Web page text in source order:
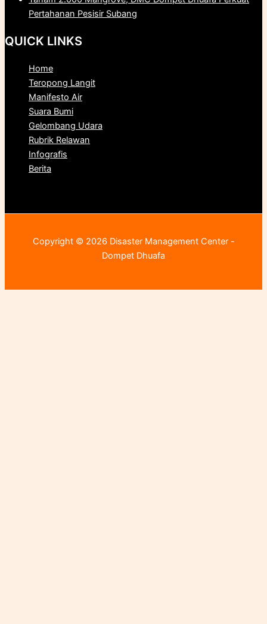
Pertahanan Pesisir Subang
QUICK LINKS
Home
Teropong Langit
Manifesto Air
Suara Bumi
Gelombang Udara
Rubrik Relawan
Infografis
Berita
Copyright © 2026 Disaster Management Center -
Dompet Dhuafa